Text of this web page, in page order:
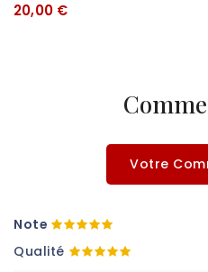
20,00 €
Votre
Note
Qualité